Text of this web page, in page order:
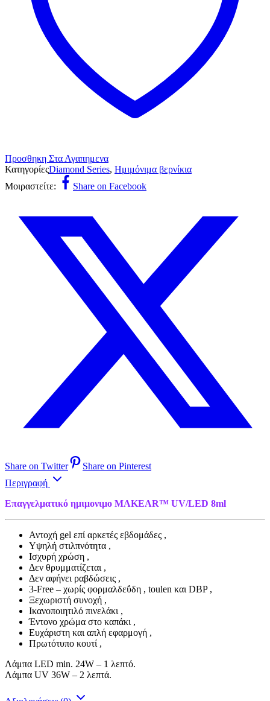
Προσθηκη Στα Αγαπημενα
ΚατηγορίεςDiamond Series, Ημιμόνιμα βερνίκια
Μοιραστείτε:
Share on Facebook
Share on Twitter
Share on Pinterest
Περιγραφή
Επαγγελματικό ημιμονιμο MAKEAR™ UV/LED 8ml
Αντοχή gel επί αρκετές εβδομάδες ,
Yψηλή στιλπνότητα ,
Ισχυρή χρώση ,
Δεν θρυμματίζεται ,
Δεν αφήνει ραβδώσεις ,
3-Free – χωρίς φορμαλδεΰδη , toulen και DBP ,
Ξεχωριστή συνοχή ,
Ικανοποιητιλό πινελάκι ,
Έντονο χρώμα στο καπάκι ,
Ευχάριστη και απλή εφαρμογή ,
Πρωτότυπο κουτί ,
Λάμπα LED min. 24W – 1 λεπτό.
Λάμπα UV 36W – 2 λεπτά.